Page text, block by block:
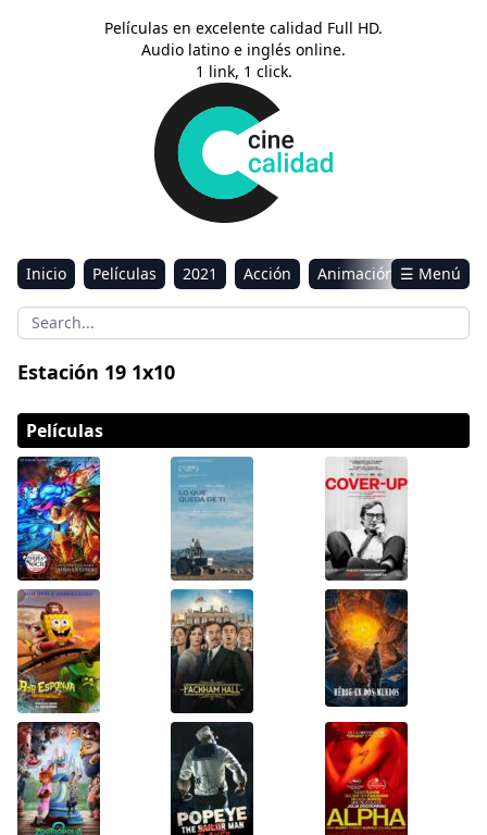
Películas en excelente calidad Full HD.
Audio latino e inglés online.
1 link, 1 click.
Inicio Películas 2021 Acción
Animación
Aventura
Ciencia ficción Comedia
Drama
☰ Menú
Estación 19 1x10
Películas